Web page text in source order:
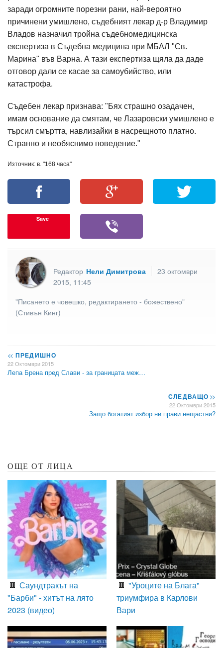
заради огромните порезни рани, най-вероятно
причинени умишлено, съдебният лекар д-р Владимир
Владов назначил тройна съдебномедицинска
експертиза в Съдебна медицина при МБАЛ "Св.
Марина" във Варна. А тази експертиза щяла да даде
отговор дали се касае за самоубийство, или
катастрофа.
Съдебен лекар признава: "Бях страшно озадачен,
имам основание да смятам, че Лазаровски умишлено е
търсил смъртта, навлизайки в насрещното платно.
Странно и необяснимо поведение."
Източник: в. "168 часа"
Save
Редактор Нели Димитрова
23 октомври
2015, 11:45
"Писането е човешко, редактирането - божествено"
(Стивън Кинг)
<< ПРЕДИШНО
22 Октомври 2015
Лепа Брена пред Слави - за границата меж…
СЛЕДВАЩО>>
22 Октомври 2015
Защо богатият избор ни прави нещастни?
ОЩЕ ОТ ЛИЦА
Саундтракът на
"Барби" - хитът на лято
2023 (видео)
"Уроците на Блага"
триумфира в Карлови
Вари